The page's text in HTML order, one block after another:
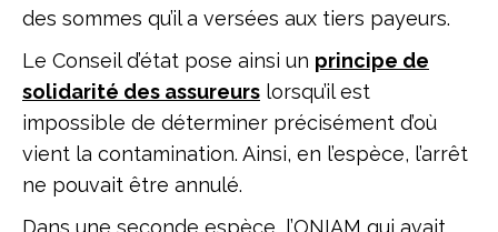
des sommes qu’il a versées aux tiers payeurs.
Le Conseil d’état pose ainsi un principe de
solidarité des assureurs lorsqu’il est
impossible de déterminer précisément d’où
vient la contamination. Ainsi, en l’espèce, l’arrêt
ne pouvait être annulé.
Dans une seconde espèce, l’ONIAM qui avait